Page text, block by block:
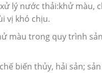
lý nước thải:khử màu,
vị khó chịu.
màu trong quy trình
biến thủy, hải sản;